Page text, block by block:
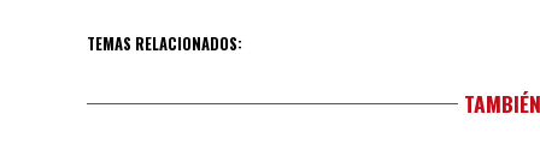
TEMAS RELACIONADOS: